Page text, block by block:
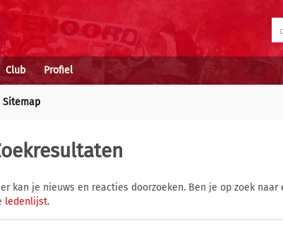
Club Profiel
Sitemap
kan je nieuws en reacties doorzoeken. Ben je op zoek
ledenlijst.